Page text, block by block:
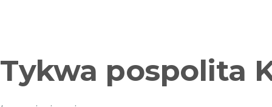
Tykwa pospolita